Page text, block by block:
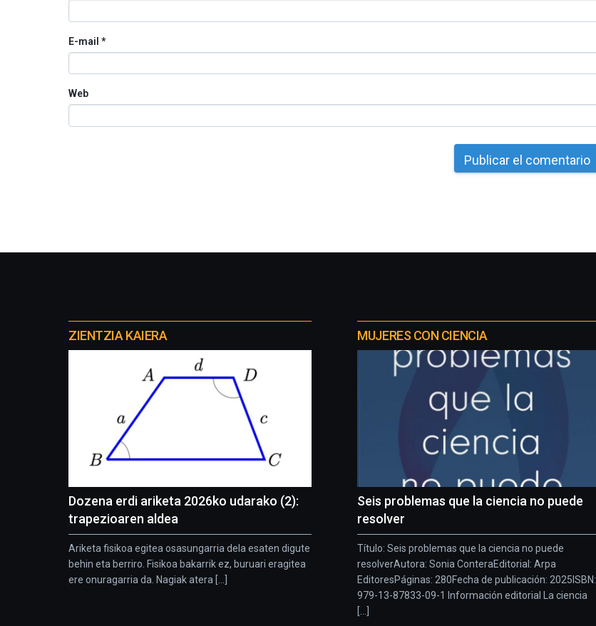
E-mail *
Web
proyectos
ZIENTZIA KAIERA
Dozena erdi ariketa 2026ko udarako (2):
trapezioaren aldea
Ariketa fisikoa egitea osasungarria dela esaten digute
behin eta berriro. Fisikoa bakarrik ez, buruari eragitea
ere onuragarria da. Nagiak atera [...]
MUJERES CON CIENCIA
Seis problemas que la ciencia no puede
resolver
Título: Seis problemas que la ciencia no puede
resolverAutora: Sonia ConteraEditorial: Arpa
EditoresPáginas: 280Fecha de publicación: 2025ISBN:
979-13-87833-09-1 Información editorial La ciencia
[...]